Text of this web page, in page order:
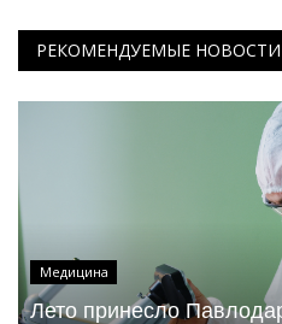
РЕКОМЕНДУЕМЫЕ НОВОСТИ
Медицина
Лето принесло